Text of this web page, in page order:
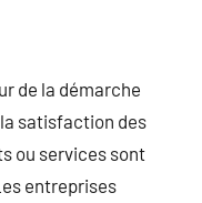
de la démarche
satisfaction des
ou services sont
entreprises